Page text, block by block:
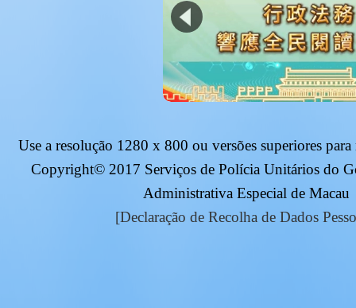
Use a resolução 1280 x 800 ou versões superiores
Copyright© 2017 Serviços de Polícia Unitários do
Administrativa Especial de Macau
[Declaração de Recolha de Dados